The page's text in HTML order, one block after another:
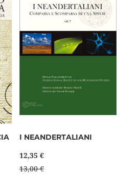
I NEANDERTALIANI
12,35 €
13,00 €